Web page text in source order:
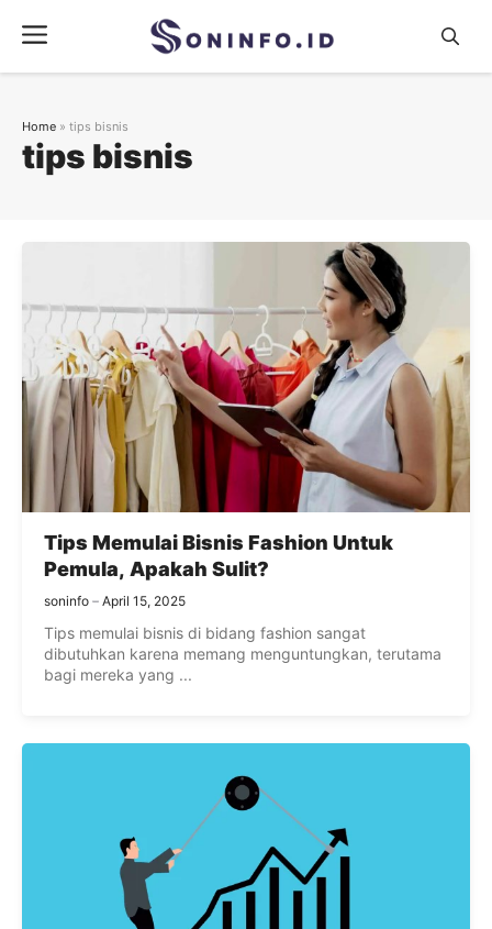
content
Menu
tips bisnis
Home » tips bisnis
Tips Memulai Bisnis Fashion Untuk
Pemula, Apakah Sulit?
soninfo April 15, 2025
Tips memulai bisnis di bidang fashion sangat
dibutuhkan karena memang menguntungkan, terutama
bagi mereka yang ...